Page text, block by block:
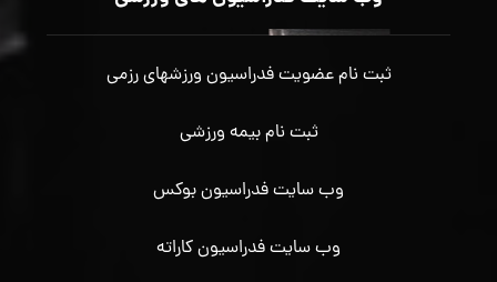
ثبت نام عضویت فدراسیون ورزشهای رزمی
ثبت نام بیمه ورزشی
وب سایت فدراسیون بوکس
وب سایت فدراسیون کاراته